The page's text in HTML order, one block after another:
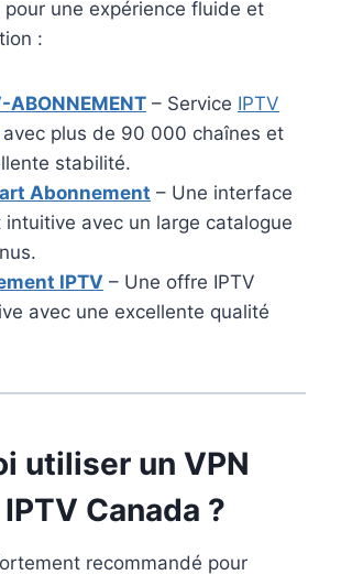
pour une expérience fluide et
:
ABONNEMENT – Service IPTV
avec plus de 90 000 chaînes et
stabilité.
Abonnement – Une interface
intuitive avec un large catalogue
IPTV – Une offre IPTV
avec une excellente qualité
utiliser un VPN
IPTV Canada ?
recommandé pour